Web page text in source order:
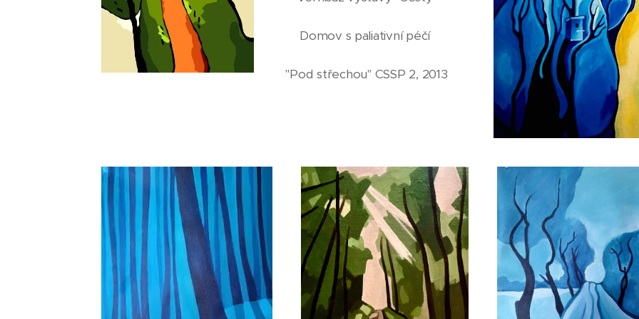
Domov s paliativní péčí
"Pod střechou" CSSP 2, 2013